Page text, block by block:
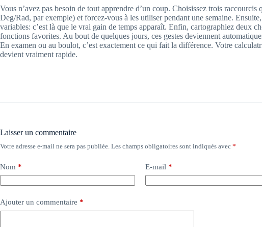
Vous n’avez pas besoin de tout apprendre d’un coup. Choisissez trois
Deg/Rad, par exemple) et forcez-vous à les utiliser pendant une semaine.
variables: c’est là que le vrai gain de temps apparaît. Enfin, cartographiez deux
fonctions favorites. Au bout de quelques jours, ces gestes deviennent
En examen ou au boulot, c’est exactement ce qui fait la différence. Votre
devient vraiment rapide.
Laisser un commentaire
Votre adresse e-mail ne sera pas publiée. Les champs obligatoires sont indiqués avec *
Nom * E-mail *
Ajouter un commentaire *